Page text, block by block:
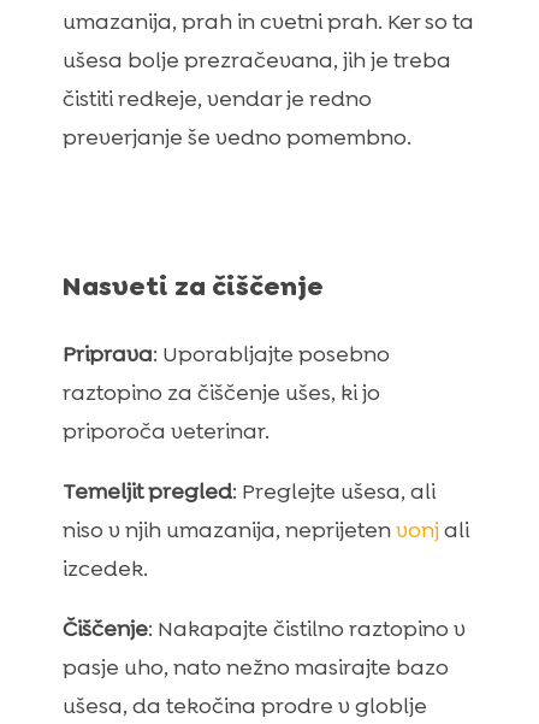
umazanija, prah in cvetni prah. Ker so ta
ušesa bolje prezračevana, jih je treba
čistiti redkeje, vendar je redno
preverjanje še vedno pomembno.
Nasveti za čiščenje
Priprava: Uporabljajte posebno
raztopino za čiščenje ušes, ki jo
priporoča veterinar.
Temeljit pregled: Preglejte ušesa, ali
niso v njih umazanija, neprijetenvonjali
izcedek.
Čiščenje: Nakapajte čistilno raztopino v
pasje uho, nato nežno masirajte bazo
ušesa, da tekočina prodre v globlje